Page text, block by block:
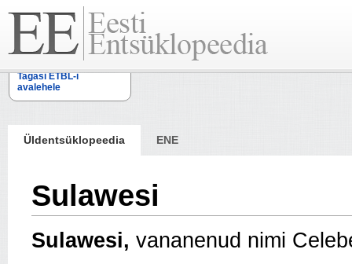
Tagasi ETBL-i
avalehele
Üldentsüklopeedia ENE
Sulawesi
Sulawesi, vananenud nimi